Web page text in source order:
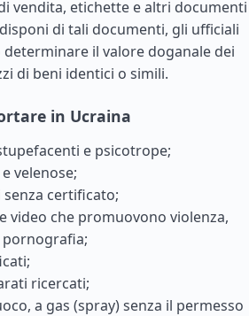
vendita, etichette e altri documenti
di tali documenti, gli ufficiali
il valore doganale dei
di beni identici o simili.
in Ucraina
e psicotrope;
velenose;
certificato;
video che promuovono violenza,
pornografia;
ricercati;
a gas (spray) senza il permesso